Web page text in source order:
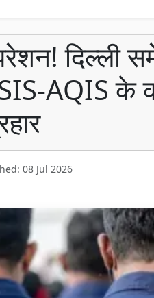
दिल्ली
AQIS
08 Jul 2026